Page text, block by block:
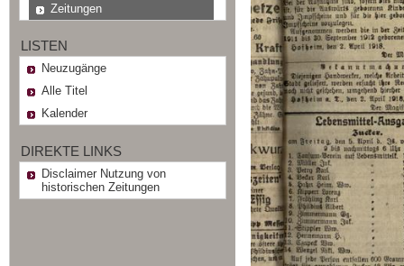
Zeitungen
LISTEN
Neuzugänge
Alle Titel
Kalender
DIREKTE LINKS
Disclaimer Nutzung von
historischen Zeitungen